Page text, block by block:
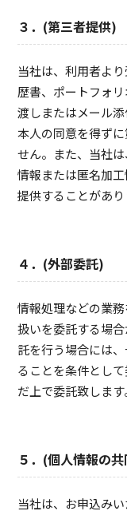
３．(第三者提供)
当社は、利用者よ
歴書、ポートフォ
渡しまたはメール
本人の同意を得ず
せん。また、当社
情報または匿名加
提供することがあり
４．(外部委託)
情報処理などの業
扱いを委託する場
託を行う場合には
ることを条件とし
だ上で委託致します
５．(個人情報の
当社は、お申込み